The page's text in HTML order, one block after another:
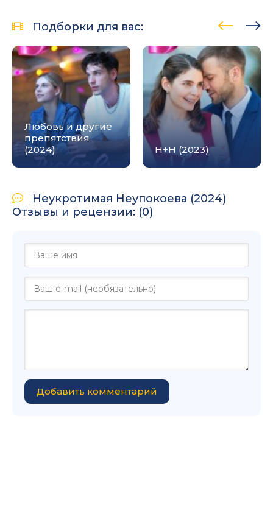
Подборки для вас:
Любовь и другие
препятствия
(2024)
Н+Н (2023)
Неукротимая Неупокоева (2024)
Отзывы и рецензии: (0)
Добавить комментарий